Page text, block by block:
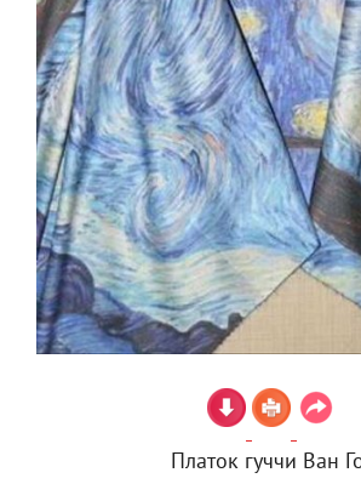
Платок гуччи Ван